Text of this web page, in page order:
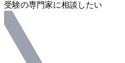
受験の専門家に相談したい